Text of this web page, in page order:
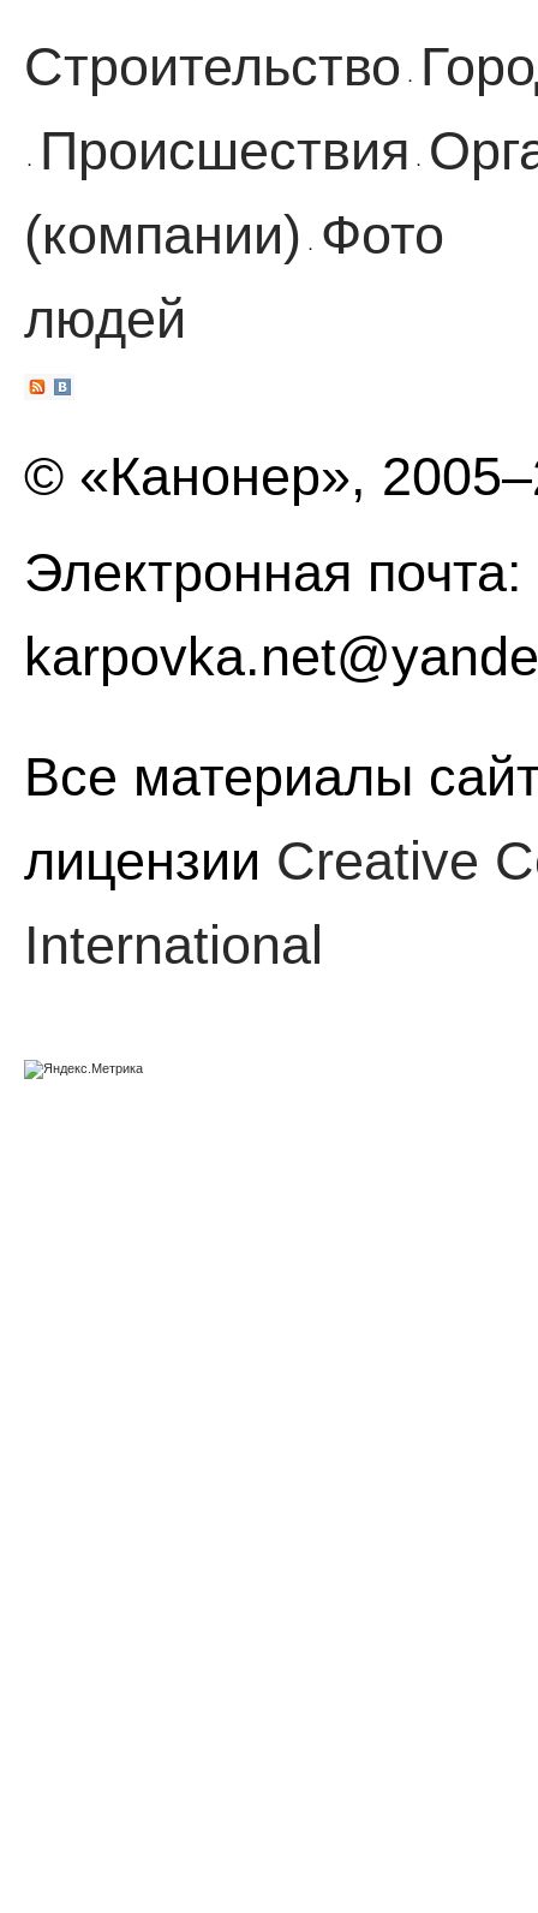
Строительство ·
· Происшествия ·
(компании)
·
Фото
людей
© «Канонер»,
Электронная почта:
Все материалы
лицензии Creative
International